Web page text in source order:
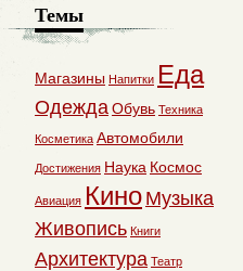
Темы
Магазины Напитки Еда
ОдеждаОбувь Техника
Косметика Автомобили
Достижения Наука Космос
Авиация Кино Музыка
Живопись Книги
Архитектура Театр